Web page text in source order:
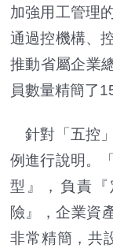
加強用工管理
通過控機構、
推動省屬企業
員數量精簡了
針對「五控
例進行說明。
型』，負責
險』，企業資
非常精簡，共